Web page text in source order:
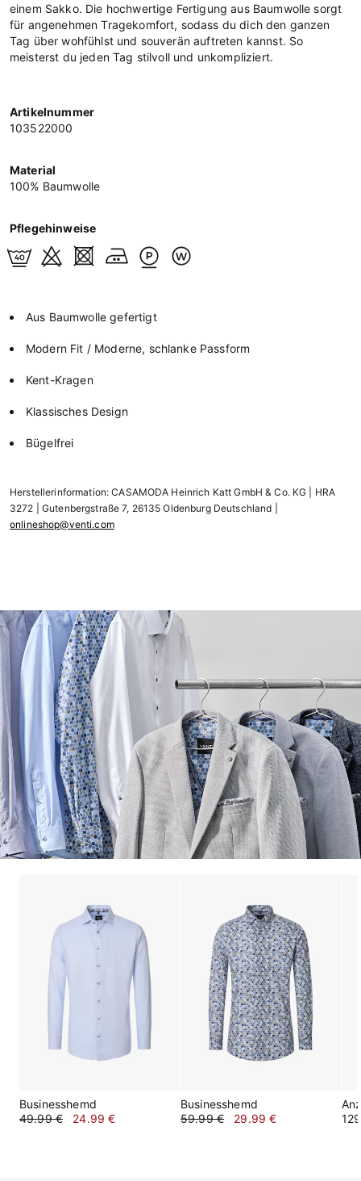
einem Sakko. Die hochwertige Fertigung aus Baumwolle sorgt
für angenehmen Tragekomfort, sodass du dich den ganzen
Tag über wohfühlst und souverän auftreten kannst. So
meisterst du jeden Tag stilvoll und unkompliziert.
Artikelnummer
103522000
Material
100% Baumwolle
Pflegehinweise
Aus Baumwolle gefertigt
Modern Fit / Moderne, schlanke Passform
Kent-Kragen
Klassisches Design
Bügelfrei
Herstellerinformation: CASAMODA Heinrich Katt GmbH & Co. KG | HRA
3272 | Gutenbergstraße 7, 26135 Oldenburg Deutschland |
onlineshop@venti.com
Businesshemd
49.99 €
24.99 €
Businesshemd
59.99 €
29.99 €